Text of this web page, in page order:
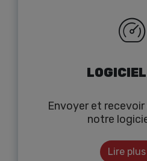
Envoyer et recevoir
notre
Lire plus